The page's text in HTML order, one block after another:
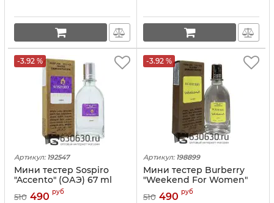
-3.92 %
Артикул: 192547
Мини тестер Sospiro
"Accento" (ОАЭ) 67 ml
510 490 руб
-3.92 %
Артикул: 198899
Мини тестер Burberry
"Weekend For Women"
(ОАЭ) 67 ml
510 490 руб